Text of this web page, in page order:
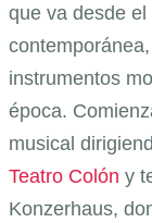
que va desde
instrumentos
época.
musical
Teatro Colón y
Konzerhaus,